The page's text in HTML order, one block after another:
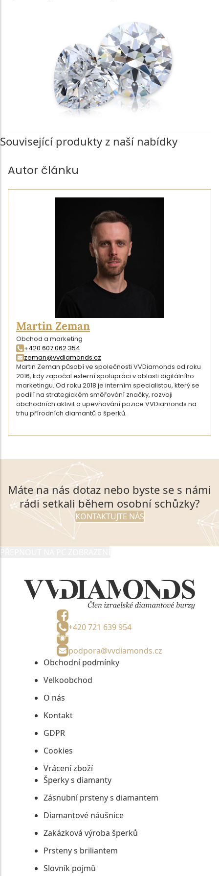
Související produkty z naší nabídky
Autor článku
Martin Zeman
Obchod a marketing
+420 607 062 354
zeman@vvdiamonds.cz
Martin Zeman působí ve společnosti VVDiamonds od roku
2016, kdy započal externí spolupráci v oblasti digitálního
marketingu. Od roku 2018 je interním specialistou, který se
podílí na strategickém směřování značky, rozvoji
obchodních aktivit a upevňování pozice VVDiamonds na
trhu přírodních diamantů a šperků.
Máte na nás dotaz nebo byste se s námi
rádi setkali během osobní schůzky?
KONTAKTUJTE NÁS
+420 721 639 954
podpora@vvdiamonds.cz
Obchodní podmínky
Velkoobchod
O nás
Kontakt
GDPR
Cookies
Vrácení zboží
Šperky s diamanty
Zásnubní prsteny s diamantem
Diamantové náušnice
Zakázková výroba šperků
Prsteny s briliantem
Slovník pojmů